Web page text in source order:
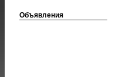
Объявления